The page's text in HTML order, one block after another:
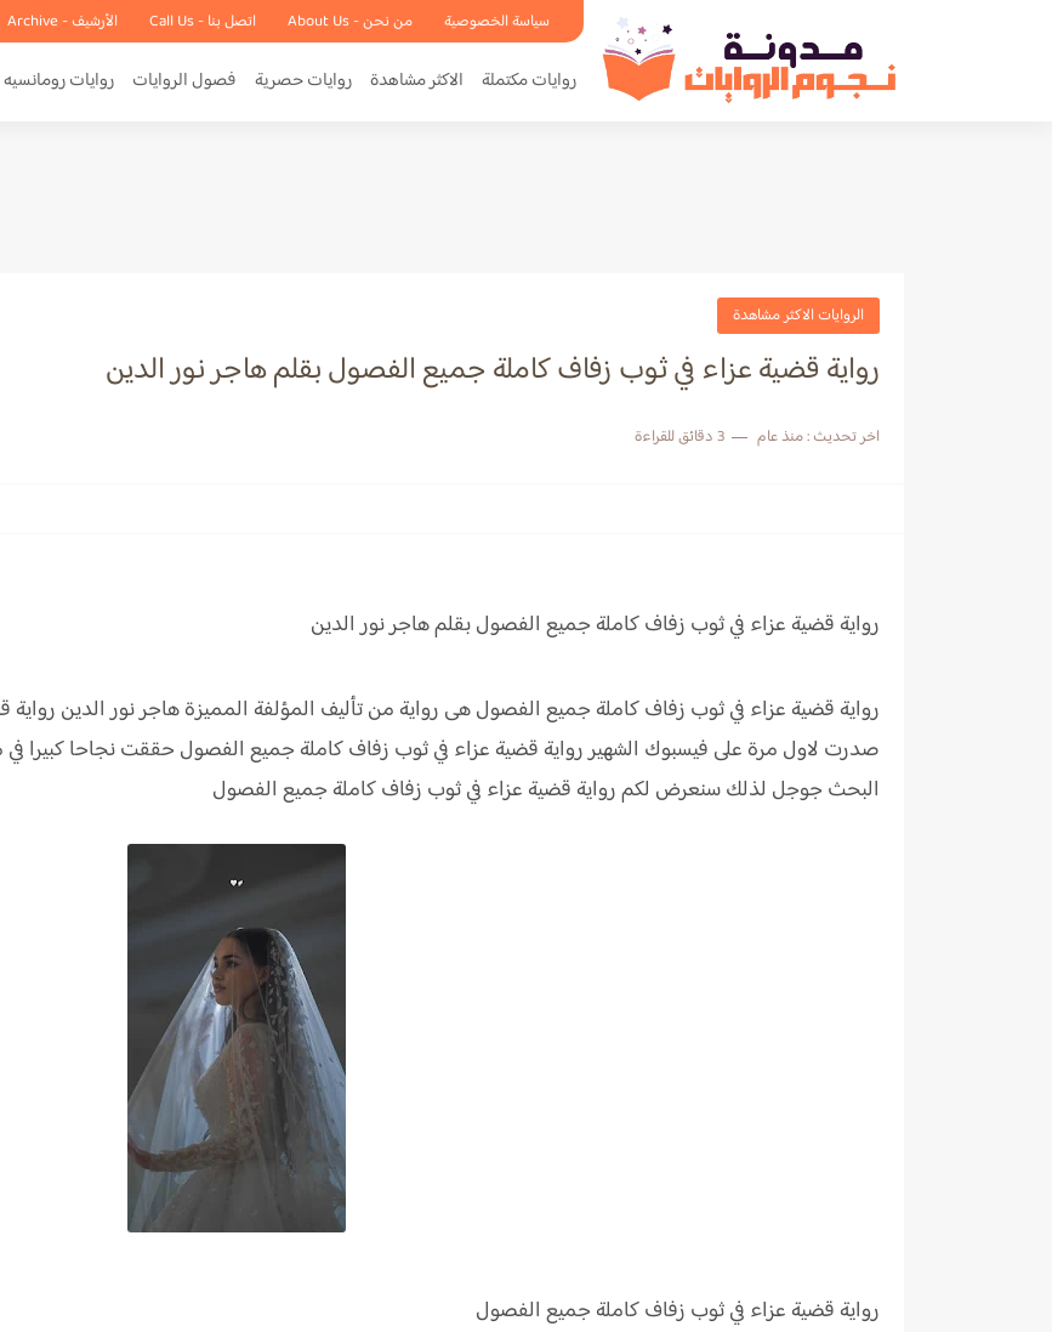
سياسة الخصوصية من نحن - About Us اتصل بنا - Call Us الأرشيف - Archive
روايات مكتملة الاكثر مشاهدة روايات حصرية فصول الروايات روايات
الروايات الاكثر مشاهدة
رواية قضية عزاء في ثوب زفاف كاملة جميع الفصول بقلم هاجر نور الدين
اخر تحديث :منذ عام 3 دقائق للقراءة
رواية قضية عزاء في ثوب زفاف كاملة جميع الفصول بقلم هاجر نور الدين
رواية قضية عزاء في ثوب زفاف كاملة جميع الفصول هى رواية من تأليف المؤلفة المميزة هاجر نور الدين
صدرت لاول مرة على فيسبوك الشهير رواية قضية عزاء في ثوب زفاف كاملة جميع الفصول حققت نجاحا كبيرا
البحث جوجل لذلك سنعرض لكم رواية قضية عزاء في ثوب زفاف كاملة جميع الفصول
رواية قضية عزاء في ثوب زفاف كاملة جميع الفصول